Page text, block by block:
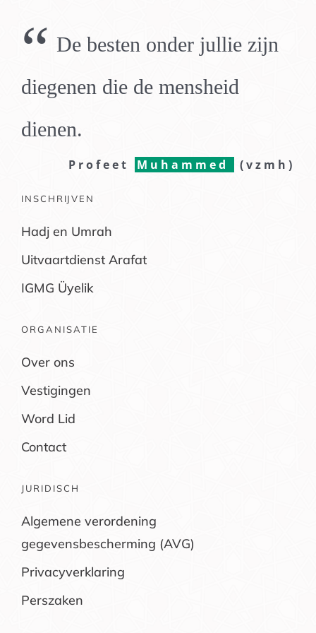
“ De besten onder jullie zijn
diegenen die de mensheid
dienen.
Profeet Muhammed (vzmh)
INSCHRIJVEN
Hadj en Umrah
Uitvaartdienst Arafat
IGMG Üyelik
ORGANISATIE
Over ons
Vestigingen
Word Lid
Contact
JURIDISCH
Algemene verordening
gegevensbescherming (AVG)
Privacyverklaring
Perszaken